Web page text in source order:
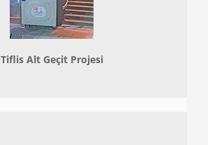
Tiflis Alt Geçit Projesi